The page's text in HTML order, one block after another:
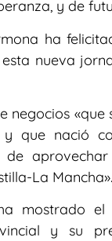
y de
ha
nueva
negocios «que
y que nació
La Mancha».
mostrado
y su